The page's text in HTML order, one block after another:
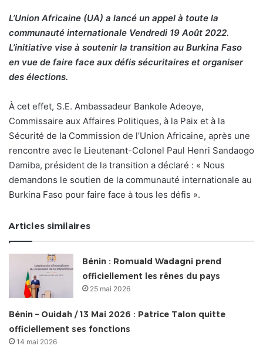
L’Union Africaine (UA) a lancé un appel à toute la
communauté internationale Vendredi 19 Août 2022.
L’initiative vise à soutenir la transition au Burkina Faso
en vue de faire face aux défis sécuritaires et organiser
des élections.
À cet effet, S.E. Ambassadeur Bankole Adeoye,
Commissaire aux Affaires Politiques, à la Paix et à la
Sécurité de la Commission de l’Union Africaine, après une
rencontre avec le Lieutenant-Colonel Paul Henri Sandaogo
Damiba, président de la transition a déclaré : « Nous
demandons le soutien de la communauté internationale au
Burkina Faso pour faire face à tous les défis ».
Articles similaires
Bénin : Romuald Wadagni prend
officiellement les rênes du pays
25 mai 2026
Bénin – Ouidah / 13 Mai 2026 : Patrice Talon quitte
officiellement ses fonctions
14 mai 2026